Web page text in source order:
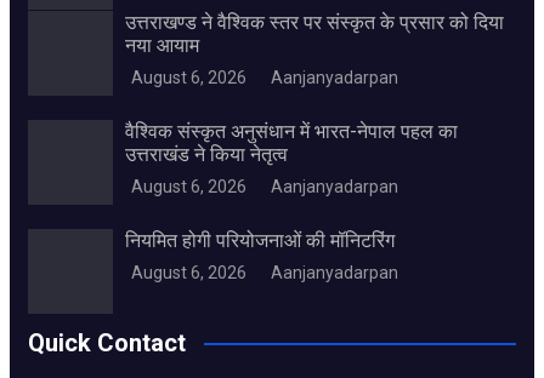
उत्तराखण्ड ने वैश्विक स्तर पर संस्कृत के प्रसार को दिया
नया आयाम
August 6, 2026 Aanjanyadarpan
वैश्विक संस्कृत अनुसंधान में भारत-नेपाल पहल का
उत्तराखंड ने किया नेतृत्व
August 6, 2026 Aanjanyadarpan
नियमित होगी परियोजनाओं की मॉनिटरिंग
August 6, 2026 Aanjanyadarpan
Quick Contact